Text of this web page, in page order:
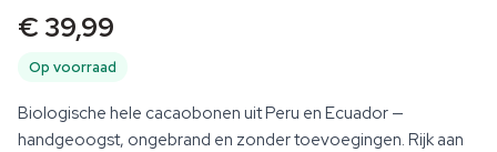
€ 39,99
Op voorraad
Biologische hele cacaobonen uit Peru en Ecuador —
handgeoogst, ongebrand en zonder toevoegingen. Rijk aan